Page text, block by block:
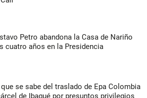
Petro abandona la Casa de Nariño
cuatro años en la Presidencia
se sabe del traslado de Epa Colombia
de Ibagué por presuntos privilegios